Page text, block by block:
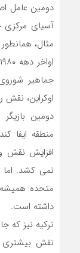
دومین عامل
آسیای مرکزی
مثال،
جماهیر
اوکراین،
دومین
منطقه ایفا
افزایش نقش
نمی کشد. اما
متحده
داشته است.
ترکیه نیز که
نقش بیشتری